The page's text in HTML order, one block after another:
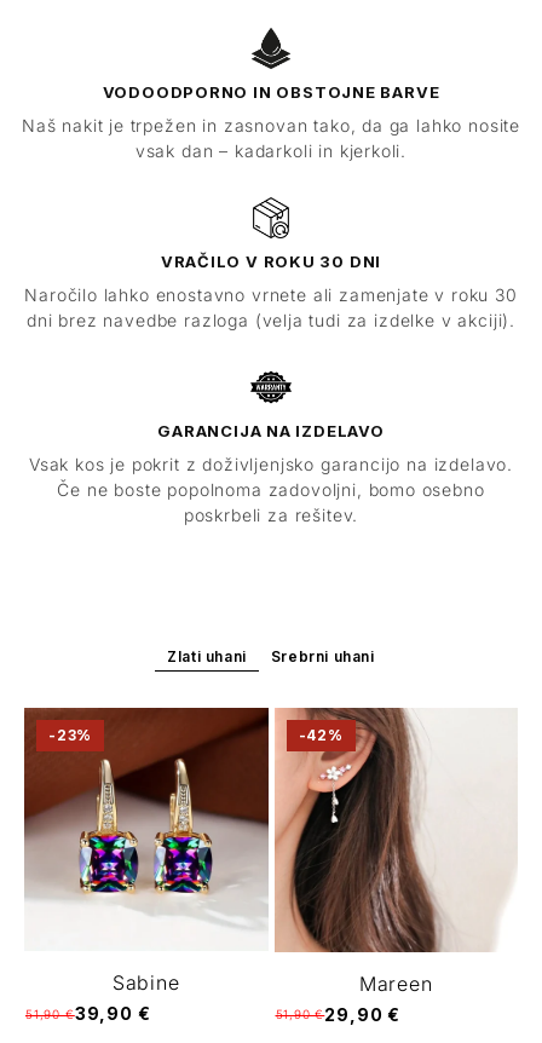
VODOODPORNO IN OBSTOJNE BARVE
Naš nakit je trpežen in zasnovan tako, da ga lahko nosite
vsak dan – kadarkoli in kjerkoli.
VRAČILO V ROKU 30 DNI
Naročilo lahko enostavno vrnete ali zamenjate v roku 30
dni brez navedbe razloga (velja tudi za izdelke v akciji).
GARANCIJA NA IZDELAVO
Vsak kos je pokrit z doživljenjsko garancijo na izdelavo.
Če ne boste popolnoma zadovoljni, bomo osebno
poskrbeli za rešitev.
Zlati uhani Srebrni uhani
-23%
Sabine
51,90 €39,90 €
-42%
Mareen
51,90 €29,90 €